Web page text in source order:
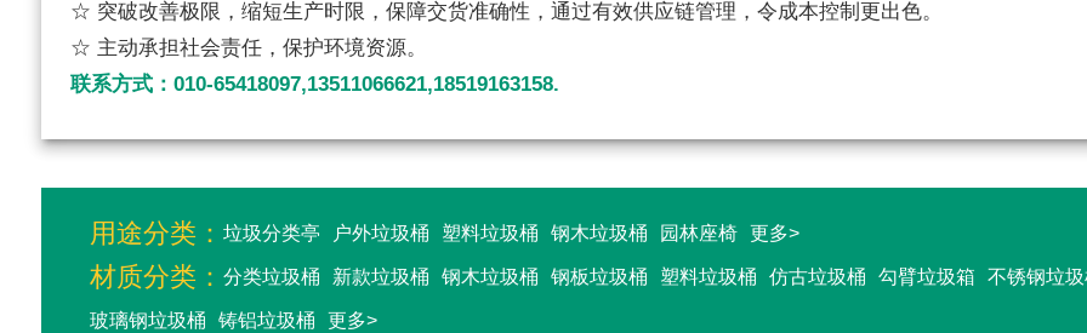
☆ 突破改善极限，缩短生产时限，保障交货准确性，通过有效供应链管理，令成本控制更出色。
☆ 主动承担社会责任，保护环境资源。
联系方式：010-65418097,13511066621,18519163158.
用途分类： 垃圾分类亭 户外垃圾桶 塑料垃圾桶 钢木垃圾桶 园林座椅 更多>
材质分类： 分类垃圾桶 新款垃圾桶 钢木垃圾桶 钢板垃圾桶 塑料垃圾桶 仿古垃圾桶 勾臂垃圾箱 不锈钢垃
玻璃钢垃圾桶 铸铝垃圾桶 更多>